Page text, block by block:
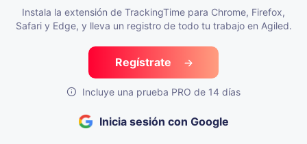
Instala la extensión de TrackingTime para Chrome, Firefox,
Safari y Edge, y lleva un registro de todo tu trabajo en Agiled.
Regístrate
Incluye una prueba PRO de 14 días
Inicia sesión con Google